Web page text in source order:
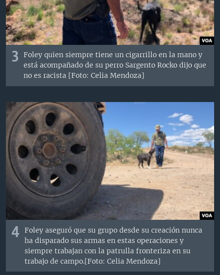
3
Foley quien siempre tiene un cigarrillo en la mano y
está acompañado de su perro Sargento Rocko dijo que
no es racista [Foto: Celia Mendoza]
4
Foley aseguró que su grupo desde su creación nunca
ha disparado sus armas en estas operaciones y
siempre trabajan con la patrulla fronteriza en su
trabajo de campo.[Foto: Celia Mendoza]